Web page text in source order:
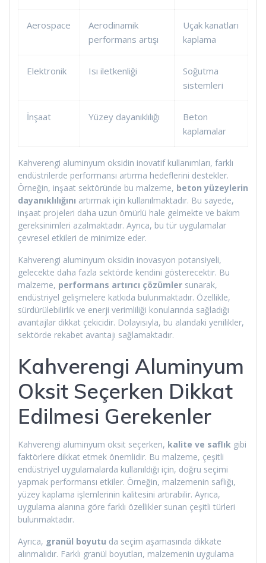
Aerospace
Aerodinamik
performans artışı
Uçak kanatları
kaplama
Elektronik Isı iletkenliği
Soğutma
sistemleri
İnşaat Yüzey dayanıklılığı
Beton
kaplamalar
Kahverengi aluminyum oksidin inovatif kullanımları, farklı
endüstrilerde performansı artırma hedeflerini destekler.
Örneğin, inşaat sektöründe bu malzeme, beton yüzeylerin
dayanıklılığını artırmak için kullanılmaktadır. Bu sayede,
inşaat projeleri daha uzun ömürlü hale gelmekte ve bakım
gereksinimleri azalmaktadır. Ayrıca, bu tür uygulamalar
çevresel etkileri de minimize eder.
Kahverengi aluminyum oksidin inovasyon potansiyeli,
gelecekte daha fazla sektörde kendini gösterecektir. Bu
malzeme, performans artırıcı çözümler sunarak,
endüstriyel gelişmelere katkıda bulunmaktadır. Özellikle,
sürdürülebilirlik ve enerji verimliliği konularında sağladığı
avantajlar dikkat çekicidir. Dolayısıyla, bu alandaki yenilikler,
sektörde rekabet avantajı sağlamaktadır.
Kahverengi Aluminyum
Oksit Seçerken Dikkat
Edilmesi Gerekenler
Kahverengi aluminyum oksit seçerken, kalite ve saflık gibi
faktörlere dikkat etmek önemlidir. Bu malzeme, çeşitli
endüstriyel uygulamalarda kullanıldığı için, doğru seçimi
yapmak performansı etkiler. Örneğin, malzemenin saflığı,
yüzey kaplama işlemlerinin kalitesini artırabilir. Ayrıca,
uygulama alanına göre farklı özellikler sunan çeşitli türleri
bulunmaktadır.
Ayrıca, granül boyutu da seçim aşamasında dikkate
alınmalıdır. Farklı granül boyutları, malzemenin uygulama